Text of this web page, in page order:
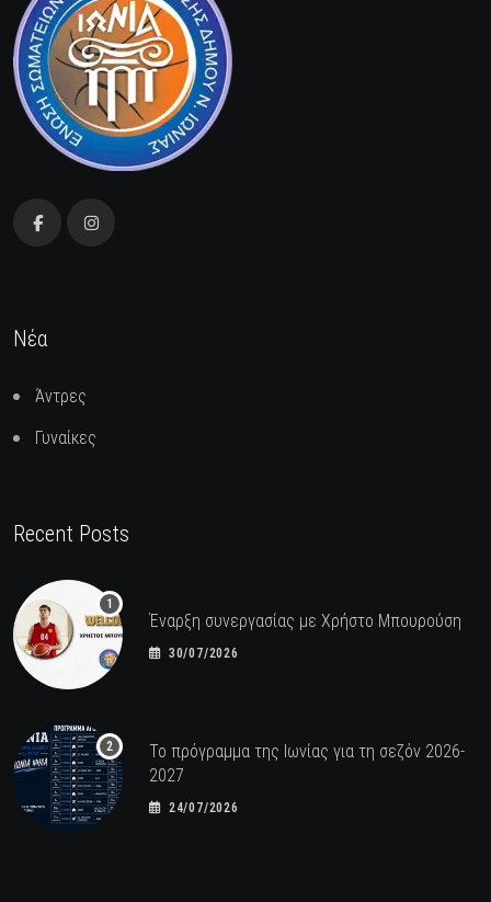
Νέα
Άντρες
Γυναίκες
Recent Posts
Έναρξη συνεργασίας με Χρήστο Μπουρούση
30/07/2026
Το πρόγραμμα της Ιωνίας για τη σεζόν 2026-
2027
24/07/2026